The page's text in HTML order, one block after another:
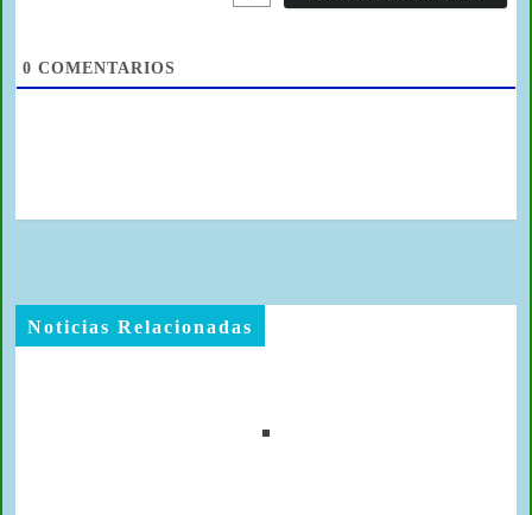
0 COMENTARIOS
Noticias Relacionadas